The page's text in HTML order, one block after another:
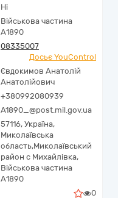
Ні
Військова частина
А1890
08335007
Досьє YouControl
Євдокимов Анатолій
Анатолійович
+380992080939
A1890_@post.mil.gov.ua
57116, Україна,
Миколаївська
область,Миколаївський
район с Михайлівка,
Військова частина
А1890
0